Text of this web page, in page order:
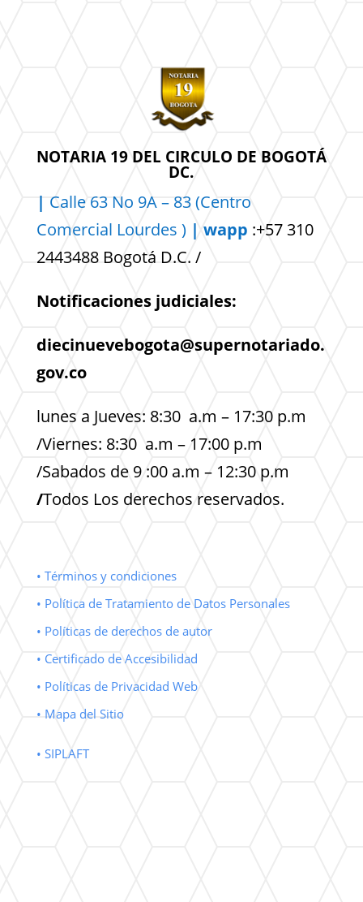
NOTARIA 19 DEL CIRCULO DE BOGOTÁ
DC.
| Calle 63 No 9A – 83 (Centro
Comercial Lourdes ) | wapp :+57 310
2443488 Bogotá D.C. /
Notificaciones judiciales:
diecinuevebogota@supernotariado.
gov.co
lunes a Jueves: 8:30 a.m – 17:30 p.m
/Viernes: 8:30 a.m – 17:00 p.m
/Sabados de 9 :00 a.m – 12:30 p.m
/Todos Los derechos reservados.
• Términos y condiciones
• Política de Tratamiento de Datos Personales
• Políticas de derechos de autor
• Certificado de Accesibilidad
• Políticas de Privacidad Web
• Mapa del Sitio
• SIPLAFT